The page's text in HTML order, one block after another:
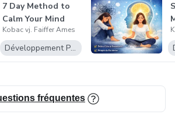
7 Day Method to
Calm Your Mind
and Reduce...
Kobac vj. Faiffer Ames
Développement Personnel
fréquentes